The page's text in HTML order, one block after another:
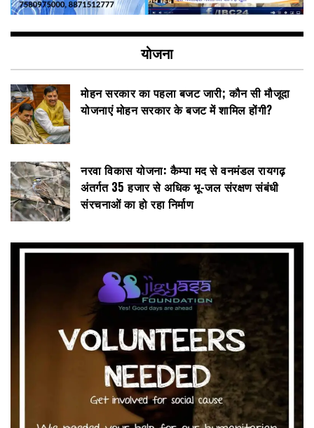
योजना
मोहन सरकार का पहला बजट जारी; कौन सी मौजूदा
योजनाएं मोहन सरकार के बजट में शामिल होंगी?
नरवा विकास योजना: कैम्पा मद से वनमंडल रायगढ़
अंतर्गत 35 हजार से अधिक भू-जल संरक्षण संबंधी
संरचनाओं का हो रहा निर्माण